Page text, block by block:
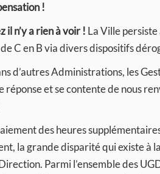
!
il n’y a rien à voir ! La Ville persiste
C en B via divers dispositifs
d’autres Administrations, les
réponse et se contente de nous
des heures
la grande disparité qui existe à
Parmi l’ensemble des